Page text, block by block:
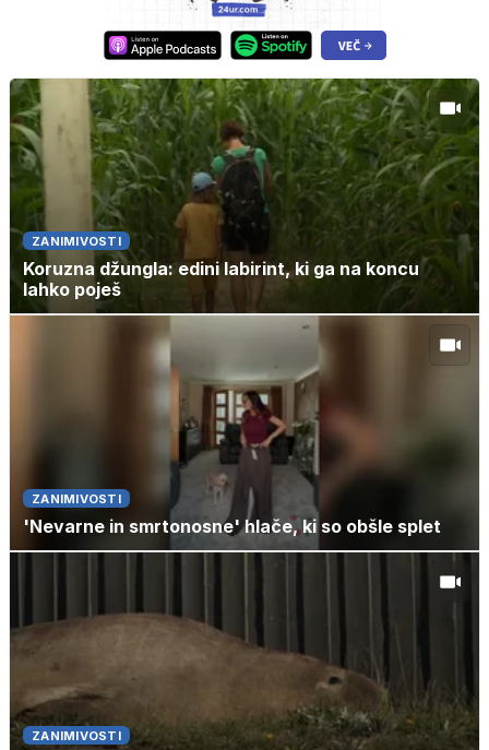
ZANIMIVOSTI
Koruzna džungla: edini labirint, ki ga na koncu
lahko poješ
ZANIMIVOSTI
'Nevarne in smrtonosne' hlače, ki so obšle splet
ZANIMIVOSTI